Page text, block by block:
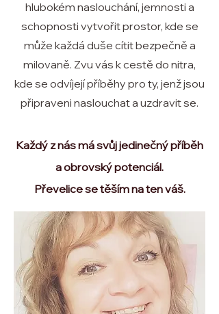
hlubokém naslouchání, jemnosti a
schopnosti vytvořit prostor, kde se
může každá duše cítit bezpečně a
milovaně. Zvu vás k cestě do nitra,
kde se odvíjejí příběhy pro ty, jenž jsou
připraveni naslouchat a uzdravit se.
Každý z nás má svůj jedinečný příběh
a obrovský potenciál.
Převelice se těším na ten váš.